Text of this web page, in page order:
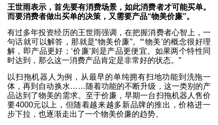
王世雨表示，首先要有消费场景，如此消费者才可能买单。
而要消费者做出买单的决策，又需要产品“物美价廉”。
有过多年投资经历的王世雨强调，在把握消费者心智上，一
句话就可以解答，那就是“物美价廉”。“‘物美’的概念很好理
解，即产品更好；‘价廉’则是产品更便宜。如果两个特性同
时达到，那么这一消费产品肯定是非常好的状态。”
以扫拖机器人为例，从最早的单纯拥有扫地功能到洗拖一
体，再到自动换水……随着功能的不断升级，这一类别的产
品达到了物美的需求。至于价廉，早期一台扫拖机器人售价
要4000元以上，但随着越来越多新品牌的推出，价格进一
步下拉，也逐渐走出了一个物美价廉的趋势。